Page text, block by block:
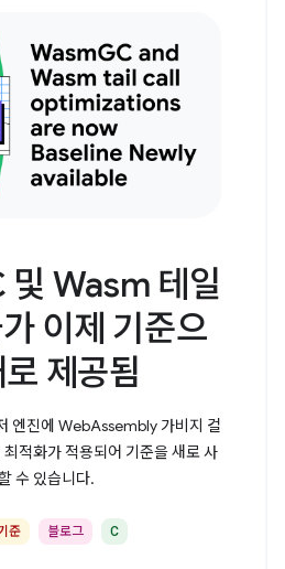
Wasm 테일
이제 기준으
제공됨
엔진에 WebAssembly 가비지 컬
적화가 적용되어 기준을 새로 사
수 있습니다.
준 블로그 C